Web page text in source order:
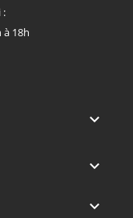
:
à 18h


